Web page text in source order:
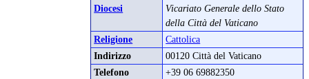
Diocesi
Vicariato Generale dello Stato
della Città del Vaticano
Religione
Cattolica
Indirizzo
00120 Città del Vaticano
Telefono
+39 06 69882350